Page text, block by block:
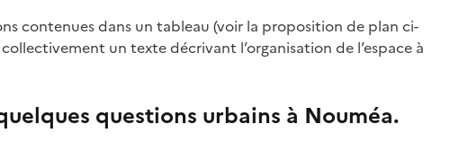
contenues dans un tableau (voir la proposition de plan ci-
un texte décrivant l’organisation de l’espace à
questions urbains à Nouméa.